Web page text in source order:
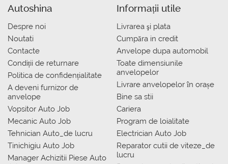
Autoshina
Despre noi
Noutati
Contacte
Condiții de returnare
Politica de confidențialitate
A deveni furnizor de
anvelope
Vopsitor Auto Job
Mecanic Auto Job
Tehnician Auto_de lucru
Tinichigiu Auto Job
Manager Achizitii Piese Auto
Informații utile
Livrarea şi plata
Сumpăra in credit
Anvelope dupa automobil
Toate dimensiunile
anvelopelor
Livrare anvelopelor în orașe
Bine sa stii
Cariera
Program de loialitate
Electrician Auto Job
Reparator cutii de viteze_de
lucru